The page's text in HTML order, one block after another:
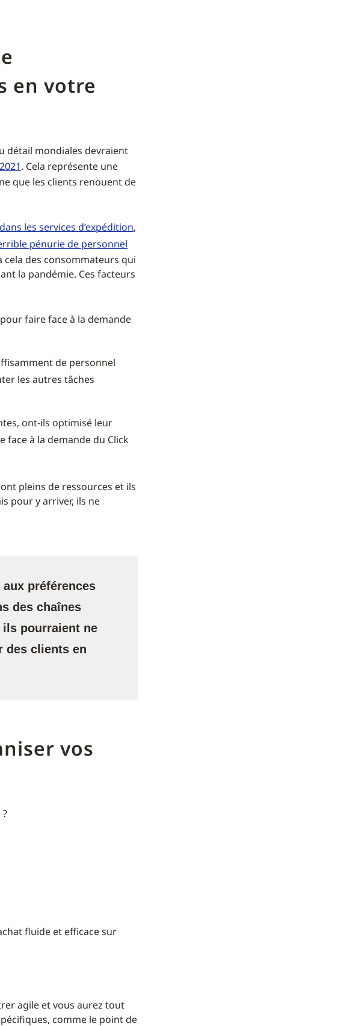
en votre
détail mondiales devraient
. Cela représente une
que les clients renouent de
les services d’expédition,
pénurie de personnel
cela des consommateurs qui
la pandémie. Ces facteurs
faire face à la demande
de personnel
les autres tâches
ont-ils optimisé leur
à la demande du Click
pleins de ressources et ils
pour y arriver, ils ne
préférences
des chaînes
ils pourraient ne
des clients en
vos
fluide et efficace sur
agile et vous aurez tout
comme le point de